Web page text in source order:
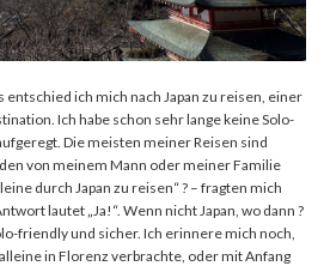
ich mich nach Japan zu reisen, einer
Ich habe schon sehr lange keine Solo-
Die meisten meiner Reisen sind
von meinem Mann oder meiner Familie
durch Japan zu reisen“ ? – fragten mich
lautet „Ja!“. Wenn nicht Japan, wo dann ?
friendly und sicher. Ich erinnere mich noch,
in Florenz verbrachte, oder mit Anfang